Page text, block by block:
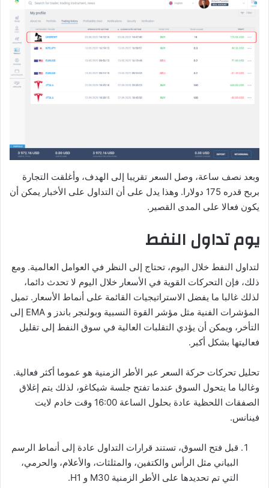
وبعد نصف ساعة، وصل السعر تقريبا إلى الهدف، وأغلقت التجارة
بربح قدره 175 دولارا. وهذا يدل على أن التداول على الأخبار يمكن أن
يكون فعالا على المدى القصير.
يوم تداول النفط
لتداول النفط خلال اليوم، تحتاج إلى النظر في العوامل العالمية. ومع
ذلك، فإن التحركات القوية في الأسعار خلال اليوم لا تحدث دائما،
لذلك غالبا ما يفضل الاستراتيجيات القائمة على أنماط الأسعار. تميل
المؤشرات الفنية مثل مؤشر القوة النسبية وبولنجر باندز و EMA إلى
التأخر، ويمكن أن يؤدي التقلبات العالية في سوق النفط إلى تقليل
فعاليتها بشكل أكبر.
تحليل تحركات حركة السعر عبر الأطر الزمنية هو عموما أكثر فعالية.
وغالبا ما يتحول السوق عندما تفتح جلسة شيكاغو، لذلك يتم إغلاق
الصفقات اللحظية عادة بحلول الساعة 16:00 وقت خادم لايت
فينانس.
قبل فتح السوق، تستند قرارات التداول عادة إلى أنماط الرسم
البياني مثل الرأس والكتفين، والمثلثات، والأعلام، والحرمي،
التي تم تحديدها على الأطر الزمنية M30 و H1.